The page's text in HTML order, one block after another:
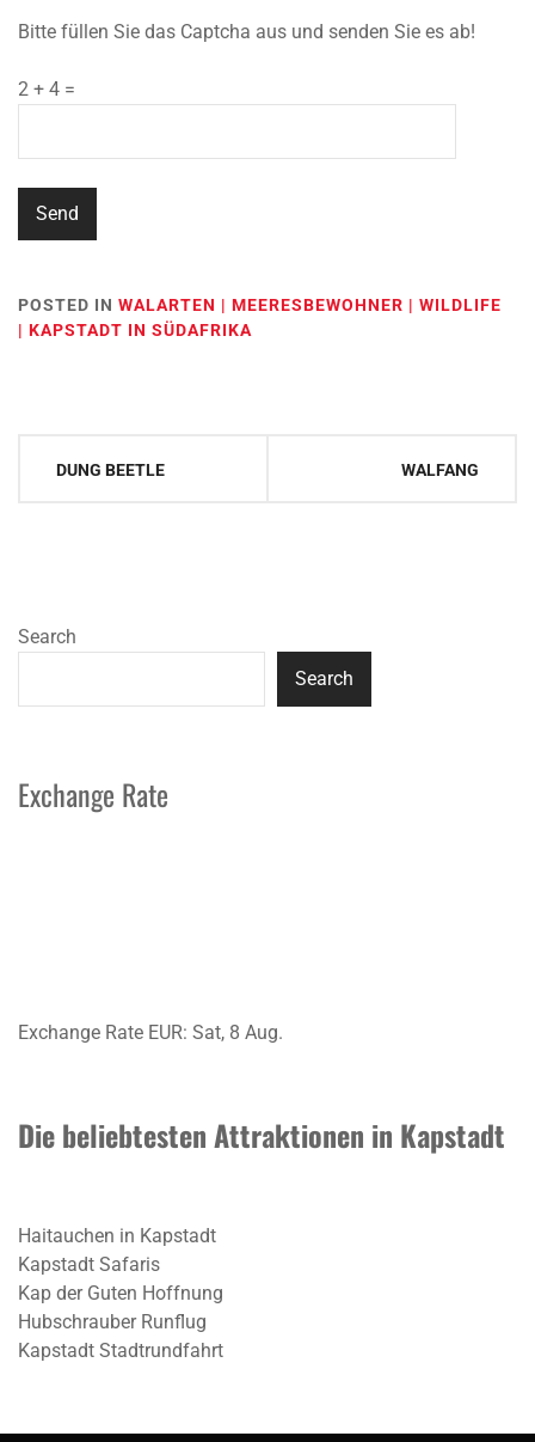
Bitte füllen Sie das Captcha aus und senden Sie es ab!
2 + 4 =
POSTED IN WALARTEN | MEERESBEWOHNER | WILDLIFE
| KAPSTADT IN SÜDAFRIKA
PostDUNG BEETLE WALFANG
Search
Search
Exchange Rate
Exchange Rate EUR: Sat, 8 Aug.
Die beliebtesten Attraktionen in Kapstadt
Haitauchen in Kapstadt
Kapstadt Safaris
Kap der Guten Hoffnung
Hubschrauber Runflug
Kapstadt Stadtrundfahrt